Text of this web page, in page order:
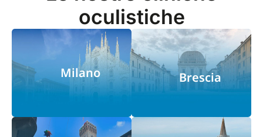
oculistiche
Milano Brescia